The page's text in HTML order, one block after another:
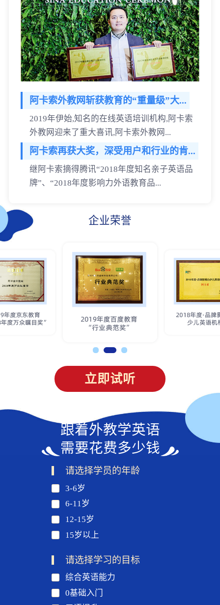
阿卡索外教网斩获教育的“重量级”大...
2019年伊始,知名的在线英语培训机构,阿卡索
外教网迎来了重大喜讯,阿卡索外教网...
阿卡索再获大奖，深受用户和行业的肯...
继阿卡索摘得腾讯“2018年度知名亲子英语品
牌”、“2018年度影响力外语教育品...
企业荣誉
立即试听
跟着外教学英语
需要花费多少钱
请选择学员的年龄
3-6岁
6-11岁
12-15岁
15岁以上
请选择学习的目标
综合英语能力
0基础入门